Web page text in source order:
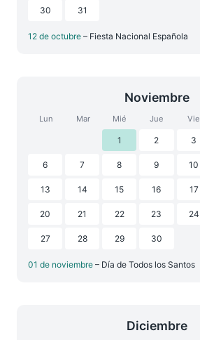
30 31
12 de octubre – Fiesta Nacional Española
Noviembre
Lun Mar Mié Jue Vie
1 2 3
6 7 8 9 10
13 14 15 16 17
20 21 22 23 24
27 28 29 30
01 de noviembre – Día de Todos los Santos
Diciembre